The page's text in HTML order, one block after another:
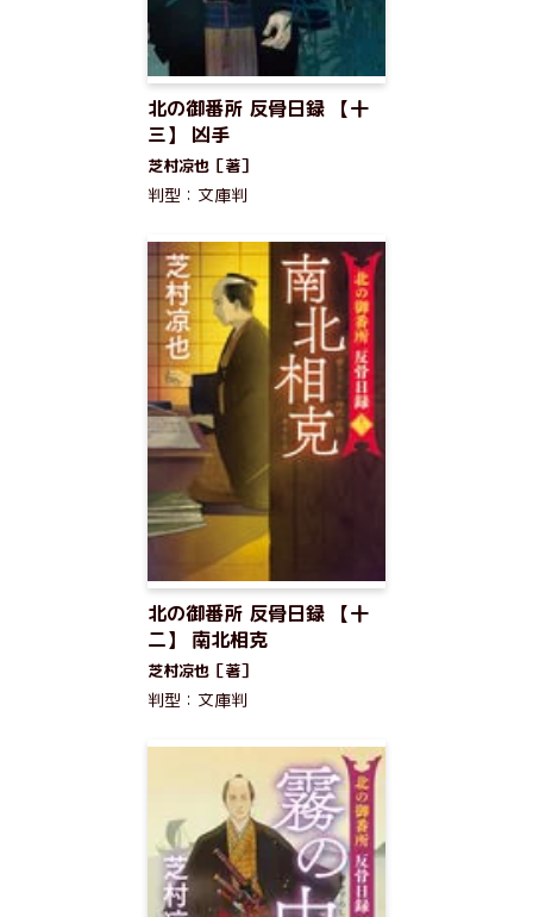
北の御番所 反骨日録 【十
三】 凶手
芝村凉也［著］
判型：文庫判
北の御番所 反骨日録 【十
二】 南北相克
芝村凉也［著］
判型：文庫判